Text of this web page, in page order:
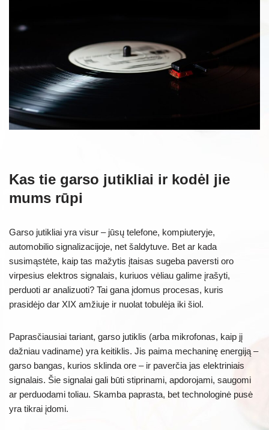
Kas tie garso jutikliai ir kodėl jie
mums rūpi
Garso jutikliai yra visur – jūsų telefone, kompiuteryje,
automobilio signalizacijoje, net šaldytuve. Bet ar kada
susimąstėte, kaip tas mažytis įtaisas sugeba paversti oro
virpesius elektros signalais, kuriuos vėliau galime įrašyti,
perduoti ar analizuoti? Tai gana įdomus procesas, kuris
prasidėjo dar XIX amžiuje ir nuolat tobulėja iki šiol.
Paprasčiausiai tariant, garso jutiklis (arba mikrofonas, kaip jį
dažniau vadiname) yra keitiklis. Jis paima mechaninę energiją –
garso bangas, kurios sklinda ore – ir paverčia jas elektriniais
signalais. Šie signalai gali būti stiprinami, apdorojami, saugomi
ar perduodami toliau. Skamba paprasta, bet technologinė pusė
yra tikrai įdomi.